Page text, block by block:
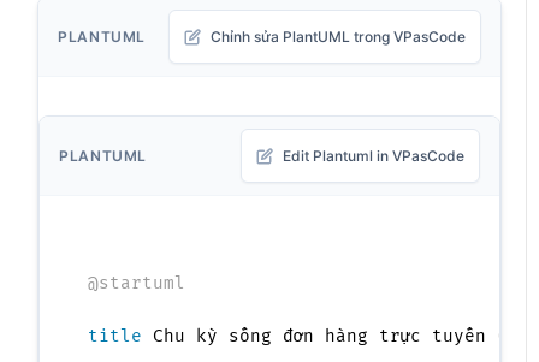
PLANTUML Chỉnh sửa PlantUML trong VPasCode
PLANTUML Edit Plantuml in VPasCode
@startuml
title Chu kỳ sống đơn hàng trực tuyến